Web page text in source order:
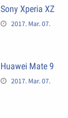
Sony Xperia XZ
2017. Mar. 07.
Huawei Mate 9
2017. Mar. 07.